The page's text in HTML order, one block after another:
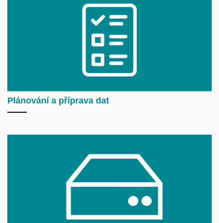
Plánování a příprava dat